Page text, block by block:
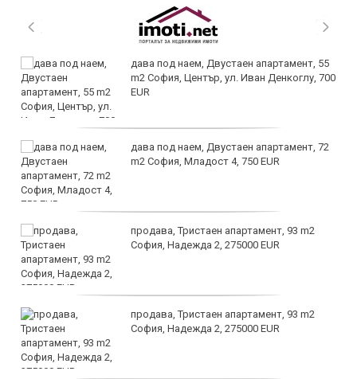
дава под наем, Двустаен апартамент, 55
m2 София, Център, ул. Иван Денкоглу, 700
EUR
дава под наем, Двустаен апартамент, 72
m2 София, Младост 4, 750 EUR
продава, Тристаен апартамент, 93 m2
София, Надежда 2, 275000 EUR
продава, Тристаен апартамент, 93 m2
София, Надежда 2, 275000 EUR